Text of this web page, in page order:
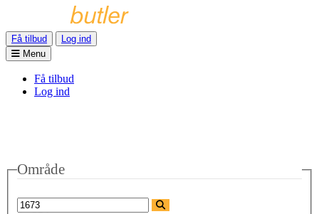
Få tilbud
Log ind
Menu
Få tilbud
Log ind
Område